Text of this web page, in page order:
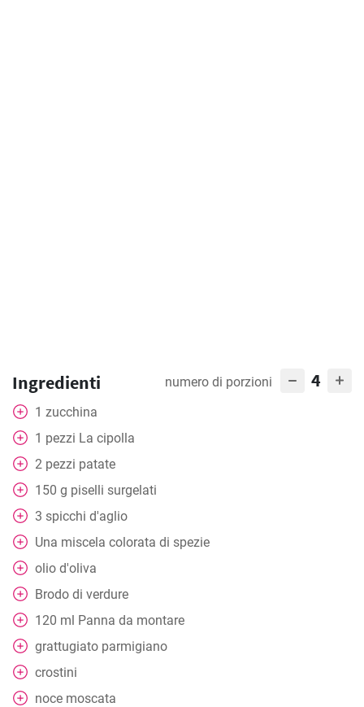
Ingredienti numero di porzioni 4
1 zucchina
1 pezzi La cipolla
2 pezzi patate
150 g piselli surgelati
3 spicchi d'aglio
Una miscela colorata di spezie
olio d'oliva
Brodo di verdure
120 ml Panna da montare
grattugiato parmigiano
crostini
noce moscata